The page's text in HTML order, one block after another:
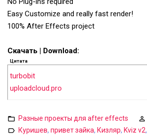
Easy Customize and really fast render!
100% After Effects project
Скачать | Download:
Цитата
turbobit
uploadcloud.pro
Разные проекты для after effects
Куришев, привет зайка, Кизляр, Kviz v2,